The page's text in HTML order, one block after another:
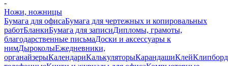
-
Ножи, ножницы
Бумага для офисаБумага для чертежных и копировальных
работБланкиБумага для записиДипломы, грамоты,
благодарственные письмаДоски и аксессуары к
нимДыроколыЕжедневники,
органайзерыКалендариКалькуляторыКарандашиКлей